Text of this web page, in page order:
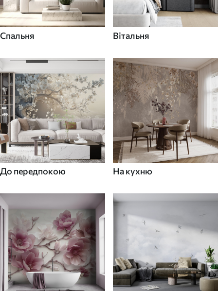
Спальня Вітальня
До передпокою На кухню